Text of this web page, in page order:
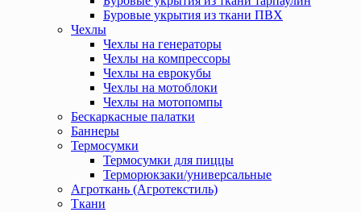
Буровые укрытия из ткани ПВХ
Чехлы
Чехлы на генераторы
Чехлы на компрессоры
Чехлы на еврокубы
Чехлы на мотоблоки
Чехлы на мотопомпы
Бескаркасные палатки
Баннеры
Термосумки
Термосумки для пиццы
Терморюкзаки/универсальные
Агроткань (Агротекстиль)
Ткани